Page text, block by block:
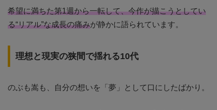
希望に満ちた第1週から一転して、今作が描こうとしてい
る“リアル”な成長の痛みが静かに語られています。
理想と現実の狭間で揺れる10代
のぶも嵩も、自分の想いを「夢」として口にしたばかり。